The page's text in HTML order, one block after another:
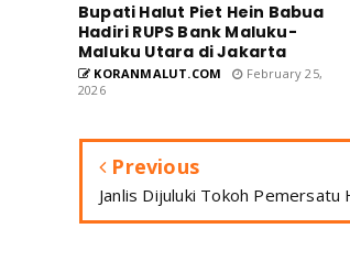
Bupati Halut Piet Hein Babua
Hadiri RUPS Bank Maluku-
Maluku Utara di Jakarta
KORANMALUT.COM
February 25,
2026
Previous
Janlis Dijuluki Tokoh Pemersatu